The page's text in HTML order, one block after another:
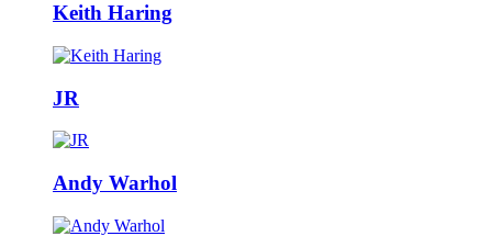
Keith Haring
JR
Andy Warhol